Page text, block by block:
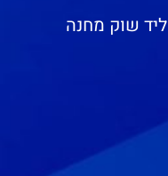
ונסיים לקראת השעה 19:00 ליד שוק מחנה